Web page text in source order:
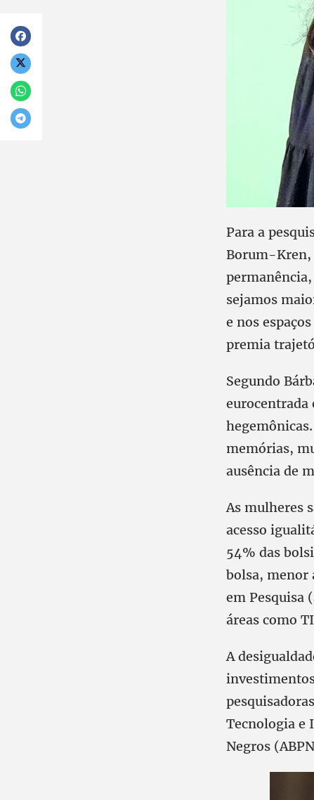
Para a
Borum-Kren,
sejamos
e nos
premia
Segundo
memórias,
ausência de
As mulheres
acesso
54% das
bolsa, menor
em Pesquisa
áreas como
A
Tecnologia e
Negros